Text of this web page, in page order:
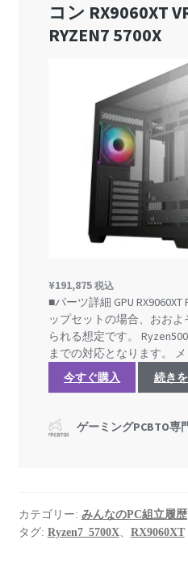
カテゴリー: みんなのPC組立履歴
タグ: Ryzen7_5700X、 RX9060XT